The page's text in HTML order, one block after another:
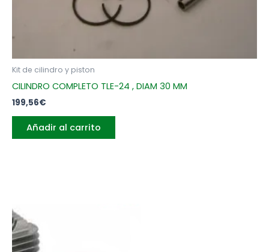
Kit de cilindro y piston
CILINDRO COMPLETO TLE-24 , DIAM 30 MM
199,56€
Añadir al carrito